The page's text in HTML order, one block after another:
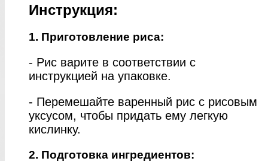
Инструкция:
1. Приготовление риса:
- Рис варите в соответствии с
инструкцией на упаковке.
- Перемешайте варенный рис с рисовым
уксусом, чтобы придать ему легкую
кислинку.
2. Подготовка ингредиентов: